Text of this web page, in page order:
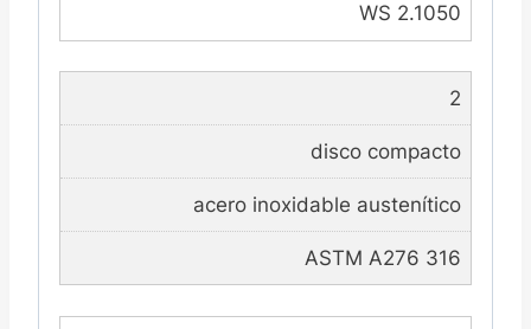
WS 2.1050
2
disco compacto
acero inoxidable austenítico
ASTM A276 316